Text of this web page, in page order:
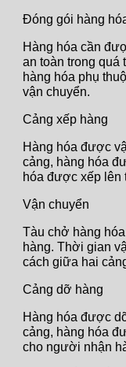
Đóng gói hàng
Hàng hóa cần
an toàn trong quá
hàng hóa phụ
vận chuyển.
Cảng xếp hàng
Hàng hóa được
cảng, hàng hóa
hóa được xếp lên
Vận chuyển
Tàu chở hàng
hàng. Thời gian
cách giữa hai
Cảng dỡ hàng
Hàng hóa được
cảng, hàng hóa
cho người nhận